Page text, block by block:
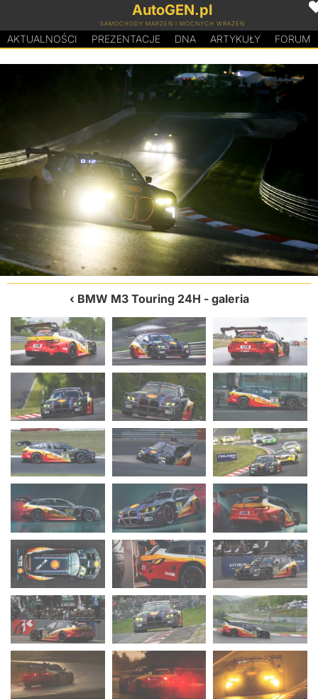
AutoGEN.pl
SAMOCHODY MARZEŃ I MOCNYCH WRAŻEŃ
AKTUALNOŚCI PREZENTACJE DNA ARTYKUŁY FORUM
BMW M3 Touring 24H - galeria